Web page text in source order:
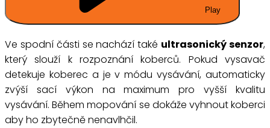
Play
Ve spodní části se nachází také ultrasonický senzor,
který slouží k rozpoznání koberců. Pokud vysavač
detekuje koberec a je v módu vysávání, automaticky
zvýší sací výkon na maximum pro vyšší kvalitu
vysávání. Během mopování se dokáže vyhnout koberci
aby ho zbytečně nenavlhčil.